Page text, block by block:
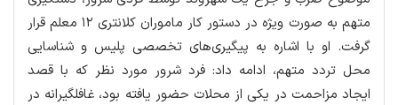
متهم به صورت ویژه در دستور کار ماموران کلانتری ۱۲ معلم قرار
گرفت. او با اشاره به پیگیری‌های تخصصی پلیس و شناسایی
محل تردد متهم، ادامه داد: فرد شرور مورد نظر که با قصد
ایجاد مزاحمت در یکی از محلات حضور یافته بود، غافلگیرانه در